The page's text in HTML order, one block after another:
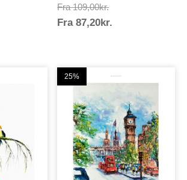
Fra 109,00kr.Prisinterval:
109,00kr.
Fra 87,20kr.
25%